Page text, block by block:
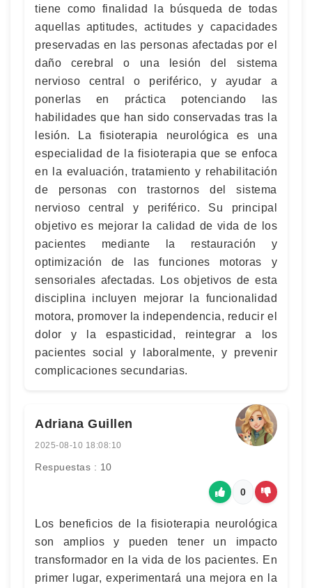
tiene como finalidad la búsqueda de todas
aquellas aptitudes, actitudes y capacidades
preservadas en las personas afectadas por el
daño cerebral o una lesión del sistema
nervioso central o periférico, y ayudar a
ponerlas en práctica potenciando las
habilidades que han sido conservadas tras la
lesión. La fisioterapia neurológica es una
especialidad de la fisioterapia que se enfoca
en la evaluación, tratamiento y rehabilitación
de personas con trastornos del sistema
nervioso central y periférico. Su principal
objetivo es mejorar la calidad de vida de los
pacientes mediante la restauración y
optimización de las funciones motoras y
sensoriales afectadas. Los objetivos de esta
disciplina incluyen mejorar la funcionalidad
motora, promover la independencia, reducir el
dolor y la espasticidad, reintegrar a los
pacientes social y laboralmente, y prevenir
complicaciones secundarias.
Adriana Guillen
2025-08-10 18:08:10
Respuestas : 10
0
Los beneficios de la fisioterapia neurológica
son amplios y pueden tener un impacto
transformador en la vida de los pacientes. En
primer lugar, experimentará una mejora en la